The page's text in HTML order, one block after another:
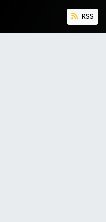
RSS